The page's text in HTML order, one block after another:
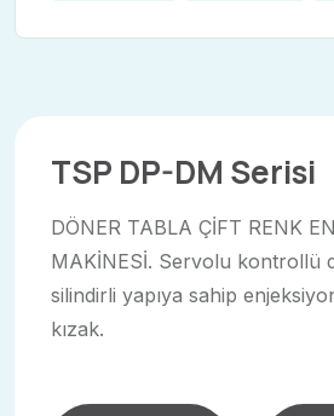
TSP DP-DM Serisi
DÖNER TABLA ÇİFT RENK
MAKİNESİ. Servolu kontrollü
silindirli yapıya sahip
kızak.